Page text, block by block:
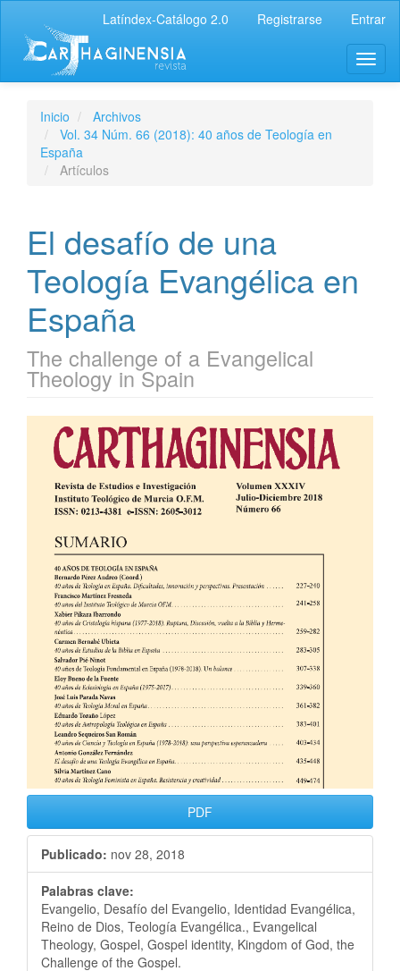
Latíndex-Catálogo 2.0 Registrarse Entrar
Inicio
Archivos
Vol. 34 Núm. 66 (2018): 40 años de Teología en
España
Artículos
El desafío de una
Teología Evangélica en
España
The challenge of a Evangelical
Theology in Spain
PDF
Publicado: nov 28, 2018
Palabras clave:
Evangelio, Desafío del Evangelio, Identidad Evangélica,
Reino de Dios, Teología Evangélica., Evangelical
Theology, Gospel, Gospel identity, Kingdom of God, the
Challenge of the Gospel.